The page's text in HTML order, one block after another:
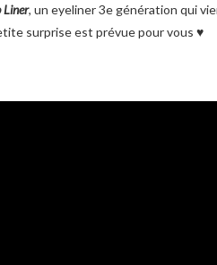
Liner, un eyeliner 3e génération qui
surprise est prévue pour vous ♥